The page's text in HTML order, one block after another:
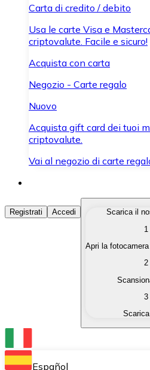
Carta di credito / debito
Usa le carte Visa e
criptovalute. Facile e sicuro!
Acquista con carta
Negozio - Carte regalo
Nuovo
Acquista gift card dei tuoi
criptovalute.
Vai al negozio di carte
Acquista Criptovalute
Acquista le criptovalute
Converti le tue
Scambia una criptovaluta
Conserva le tue cripto in un
Registrati Accedi
Scarica il
1
Apri la
2
3
Español